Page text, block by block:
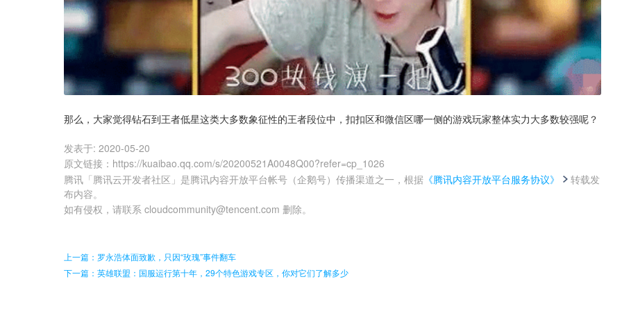
那么，大家觉得钻石到王者低星这类大多数象征性的王者段位中，扣扣区和微信区哪一侧的游戏玩家整体实力大多数较强呢？
发表于: 2020-05-20
原文链接 ： https://kuaibao.qq.com/s/20200521A0048Q00?refer=cp_1026
腾讯「腾讯云开发者社区」是腾讯内容开放平台帐号（企鹅号）传播渠道之一，根据 《腾讯内容开放平台服务协议》
转载发
布内容。
如有侵权，请联系 cloudcommunity@tencent.com 删除。
上一篇：罗永浩体面致歉，只因“玫瑰”事件翻车
下一篇：英雄联盟：国服运行第十年，29个特色游戏专区，你对它们了解多少